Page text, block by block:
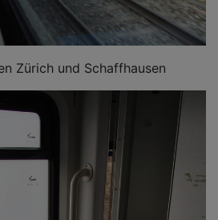
Zürich und Schaffhausen